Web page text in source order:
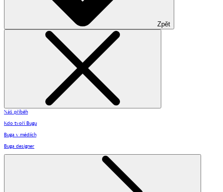
Zpět
Náš příběh
Kdo tvoří Bugu
Buga v médiích
Buga designer